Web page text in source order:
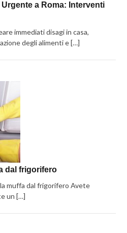
a Roma: Interventi
immediati disagi in casa,
degli alimenti e […]
dal frigorifero
muffa dal frigorifero Avete
un […]